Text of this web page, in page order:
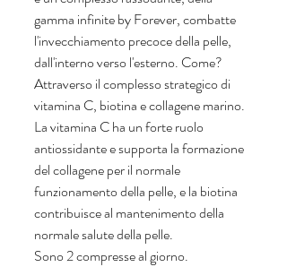
gamma infinite by Forever, combatte
l'invecchiamento precoce della pelle,
dall'interno verso l'esterno. Come?
Attraverso il complesso strategico di
vitamina C, biotina e collagene marino.
La vitamina C ha un forte ruolo
antiossidante e supporta la formazione
del collagene per il normale
funzionamento della pelle, e la biotina
contribuisce al mantenimento della
normale salute della pelle.
Sono 2 compresse al giorno.